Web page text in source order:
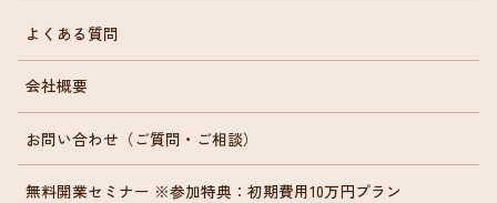
よくある質問
会社概要
お問い合わせ（ご質問・ご相談）
無料開業セミナー ※参加特典：初期費用10万円プラン